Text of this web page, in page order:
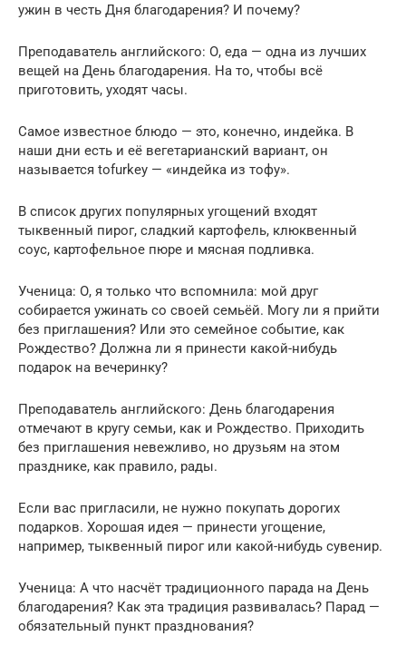
ужин в честь Дня благодарения? И почему?
Преподаватель английского: О, еда — одна из лучших
вещей на День благодарения. На то, чтобы всё
приготовить, уходят часы.
Самое известное блюдо — это, конечно, индейка. В
наши дни есть и её вегетарианский вариант, он
называется tofurkey — «индейка из тофу».
В список других популярных угощений входят
тыквенный пирог, сладкий картофель, клюквенный
соус, картофельное пюре и мясная подливка.
Ученица: О, я только что вспомнила: мой друг
собирается ужинать со своей семьёй. Могу ли я прийти
без приглашения? Или это семейное событие, как
Рождество? Должна ли я принести какой-нибудь
подарок на вечеринку?
Преподаватель английского: День благодарения
отмечают в кругу семьи, как и Рождество. Приходить
без приглашения невежливо, но друзьям на этом
празднике, как правило, рады.
Если вас пригласили, не нужно покупать дорогих
подарков. Хорошая идея — принести угощение,
например, тыквенный пирог или какой-нибудь сувенир.
Ученица: А что насчёт традиционного парада на День
благодарения? Как эта традиция развивалась? Парад —
обязательный пункт празднования?